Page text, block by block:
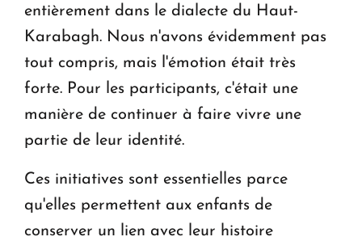
entièrement dans le dialecte du Haut-
Karabagh. Nous n'avons évidemment pas
tout compris, mais l'émotion était très
forte. Pour les participants, c'était une
manière de continuer à faire vivre une
partie de leur identité.
Ces initiatives sont essentielles parce
qu'elles permettent aux enfants de
conserver un lien avec leur histoire